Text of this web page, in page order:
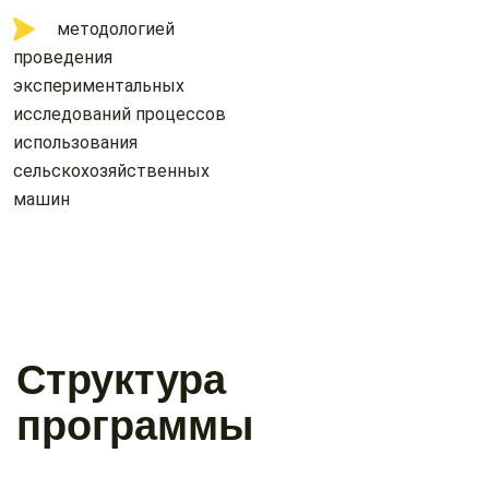
методологией
проведения
экспериментальных
исследований процессов
использования
сельскохозяйственных
машин
Структура
программы